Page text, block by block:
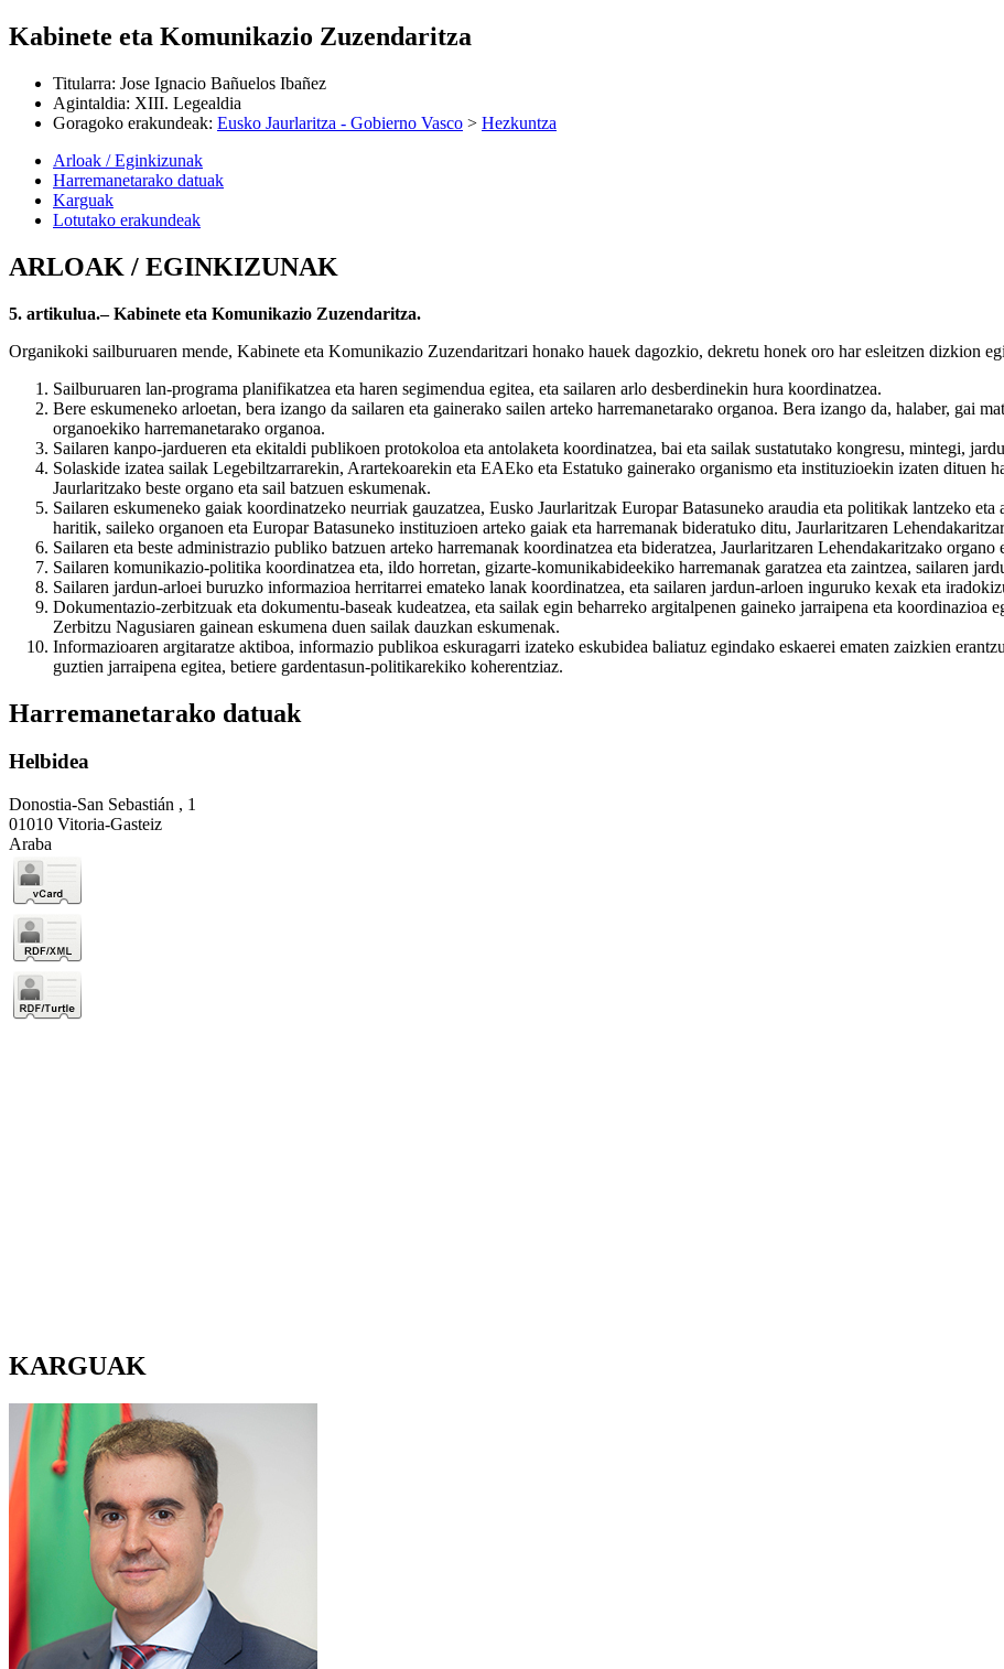
Kabinete eta Komunikazio Zuzendaritza
Titularra: Jose Ignacio Bañuelos Ibañez
Agintaldia: XIII. Legealdia
Goragoko erakundeak: Eusko Jaurlaritza - Gobierno Vasco > Hezkuntza
Arloak / Eginkizunak
Harremanetarako datuak
Karguak
Lotutako erakundeak
ARLOAK / EGINKIZUNAK
5. artikulua.– Kabinete eta Komunikazio Zuzendaritza.
Organikoki sailburuaren mende, Kabinete eta Komunikazio Zuzendaritzari honako hauek dagozkio, dekretu honek oro har esleitzen dizkion
Sailburuaren lan-programa planifikatzea eta haren segimendua egitea, eta sailaren arlo desberdinekin hura koordinatzea.
Bere eskumeneko arloetan, bera izango da sailaren eta gainerako sailen arteko harremanetarako organoa. Bera izango da, halaber, gai
organoekiko harremanetarako organoa.
Sailaren kanpo-jardueren eta ekitaldi publikoen protokoloa eta antolaketa koordinatzea, bai eta sailak sustatutako kongresu, mintegi,
Solaskide izatea sailak Legebiltzarrarekin, Arartekoarekin eta EAEko eta Estatuko gainerako organismo eta instituzioekin izaten dituen
Jaurlaritzako beste organo eta sail batzuen eskumenak.
Sailaren eskumeneko gaiak koordinatzeko neurriak gauzatzea, Eusko Jaurlaritzak Europar Batasuneko araudia eta politikak lantzeko
haritik, saileko organoen eta Europar Batasuneko instituzioen arteko gaiak eta harremanak bideratuko ditu, Jaurlaritzaren
Sailaren eta beste administrazio publiko batzuen arteko harremanak koordinatzea eta bideratzea, Jaurlaritzaren Lehendakaritzako organo
Sailaren komunikazio-politika koordinatzea eta, ildo horretan, gizarte-komunikabideekiko harremanak garatzea eta zaintzea, sailaren
Sailaren jardun-arloei buruzko informazioa herritarrei emateko lanak koordinatzea, eta sailaren jardun-arloen inguruko kexak eta
Dokumentazio-zerbitzuak eta dokumentu-baseak kudeatzea, eta sailak egin beharreko argitalpenen gaineko jarraipena eta koordinazioa
Zerbitzu Nagusiaren gainean eskumena duen sailak dauzkan eskumenak.
Informazioaren argitaratze aktiboa, informazio publikoa eskuragarri izateko eskubidea baliatuz egindako eskaerei ematen zaizkien
guztien jarraipena egitea, betiere gardentasun-politikarekiko koherentziaz.
Harremanetarako datuak
Helbidea
Donostia-San Sebastián , 1
01010 Vitoria-Gasteiz
Araba
KARGUAK